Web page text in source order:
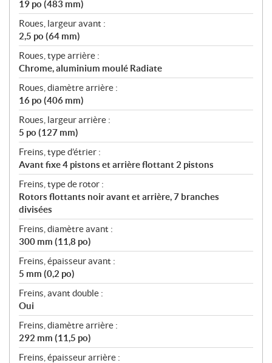
19 po (483 mm)
Roues, largeur avant :
2,5 po (64 mm)
Roues, type arrière :
Chrome, aluminium moulé Radiate
Roues, diamètre arrière :
16 po (406 mm)
Roues, largeur arrière :
5 po (127 mm)
Freins, type d’étrier :
Avant fixe 4 pistons et arrière flottant 2 pistons
Freins, type de rotor :
Rotors flottants noir avant et arrière, 7 branches
divisées
Freins, diamètre avant :
300 mm (11,8 po)
Freins, épaisseur avant :
5 mm (0,2 po)
Freins, avant double :
Oui
Freins, diamètre arrière :
292 mm (11,5 po)
Freins, épaisseur arrière :